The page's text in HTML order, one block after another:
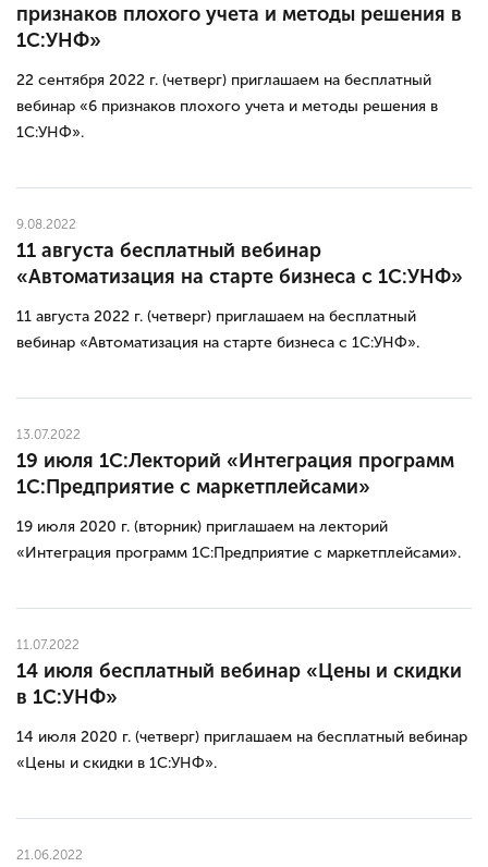
признаков плохого учета и методы решения в
1С:УНФ»
22 сентября 2022 г. (четверг) приглашаем на бесплатный
вебинар «6 признаков плохого учета и методы решения в
1С:УНФ».
9.08.2022
11 августа бесплатный вебинар
«Автоматизация на старте бизнеса с 1С:УНФ»
11 августа 2022 г. (четверг) приглашаем на бесплатный
вебинар «Автоматизация на старте бизнеса с 1С:УНФ».
13.07.2022
19 июля 1С:Лекторий «Интеграция программ
1С:Предприятие с маркетплейсами»
19 июля 2020 г. (вторник) приглашаем на лекторий
«Интеграция программ 1С:Предприятие с маркетплейсами».
11.07.2022
14 июля бесплатный вебинар «Цены и скидки
в 1С:УНФ»
14 июля 2020 г. (четверг) приглашаем на бесплатный вебинар
«Цены и скидки в 1С:УНФ».
21.06.2022